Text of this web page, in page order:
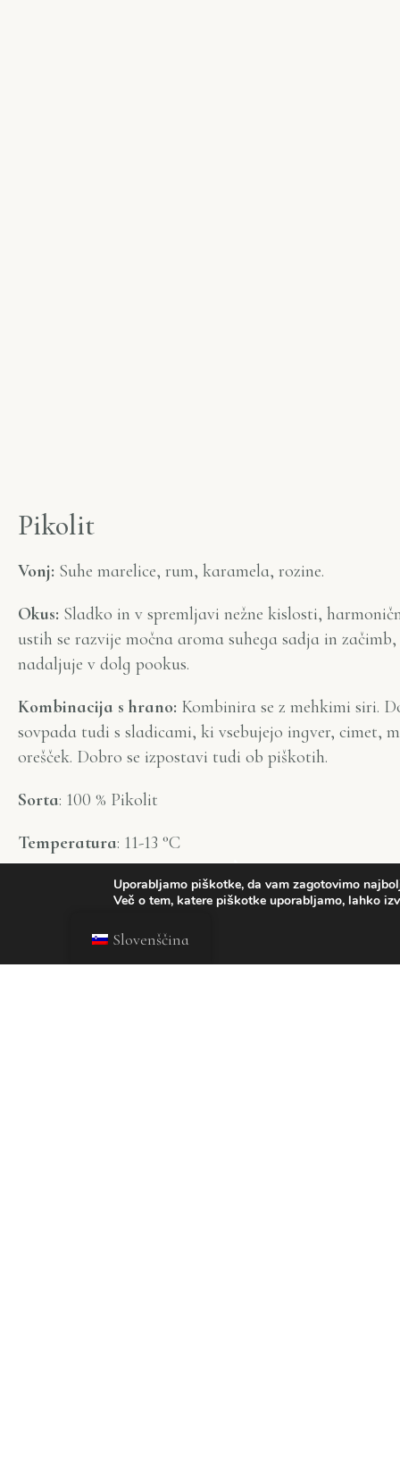
Pikolit
Vonj: Suhe marelice, rum, karamela, rozine.
Okus: Sladko in v spremljavi nežne kislosti,
ustih se razvije močna aroma suhega sadja in začimb,
nadaljuje v dolg pookus.
Kombinacija s hrano: Kombinira se z mehkimi siri.
sovpada tudi s sladicami, ki vsebujejo ingver, cimet,
orešček. Dobro se izpostavi tudi ob piškotih.
Sorta: 100 % Pikolit
Temperatura: 11-13 °C
(Kmalu na voljo v spletni trgovini)
Slovenščina
Uporabljamo piškotke, da vam zagotovimo
Več o tem, katere piškotke uporabljamo, lahko
Sprejmi